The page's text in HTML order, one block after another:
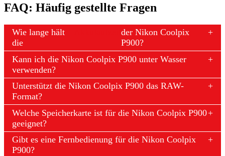
FAQ: Häufig gestellte Fragen
Wie lange hält
die
der Nikon Coolpix
P900?
Kann ich die Nikon Coolpix P900 unter Wasser
verwenden?
Unterstützt die Nikon Coolpix P900 das RAW-
Format?
Welche Speicherkarte ist für die Nikon Coolpix P900
geeignet?
Gibt es eine Fernbedienung für die Nikon Coolpix
P900?